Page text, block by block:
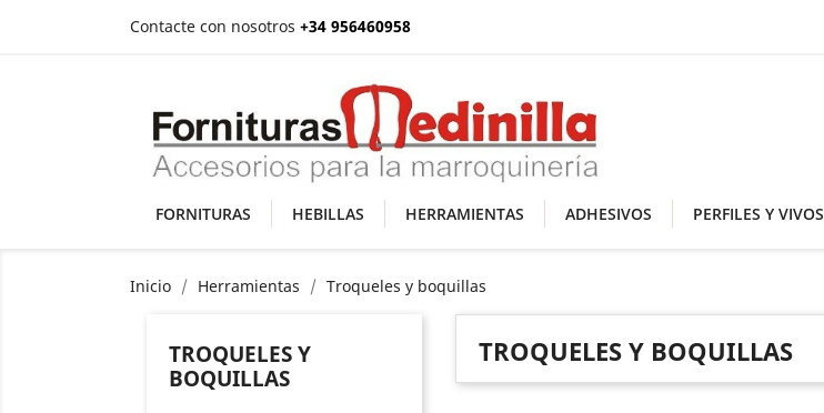
Contacte con nosotros +34 956460958
FORNITURAS HEBILLAS HERRAMIENTAS ADHESIVOS PERFILES Y VIVOS
Inicio Herramientas Troqueles y boquillas
TROQUELES Y
BOQUILLAS
TROQUELES Y BOQUILLAS